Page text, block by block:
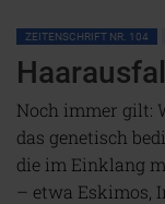
ZEITENSCHRIFT NR. 104
Noch immer gilt:
das genetisch
die im Einklang
– etwa Eskimos,